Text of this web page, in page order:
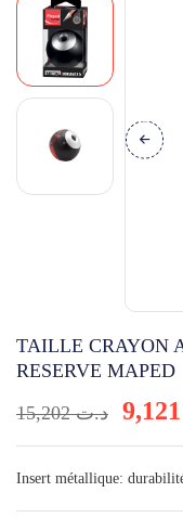
TAILLE CRAYON
RESERVE MAPED
د.ت15,202
Le
était :
Insert métallique: